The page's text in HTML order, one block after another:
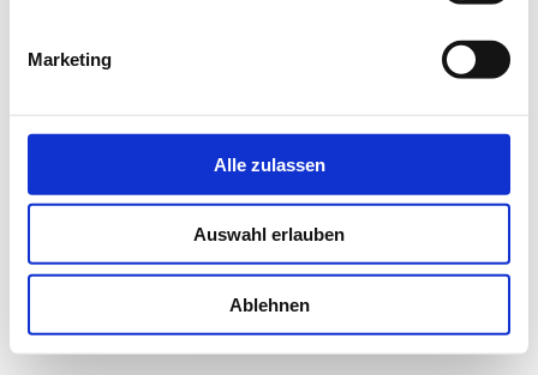
Marketing
Alle zulassen
Auswahl erlauben
Ablehnen